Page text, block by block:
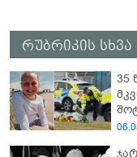
რუბრიკის სხვა
35